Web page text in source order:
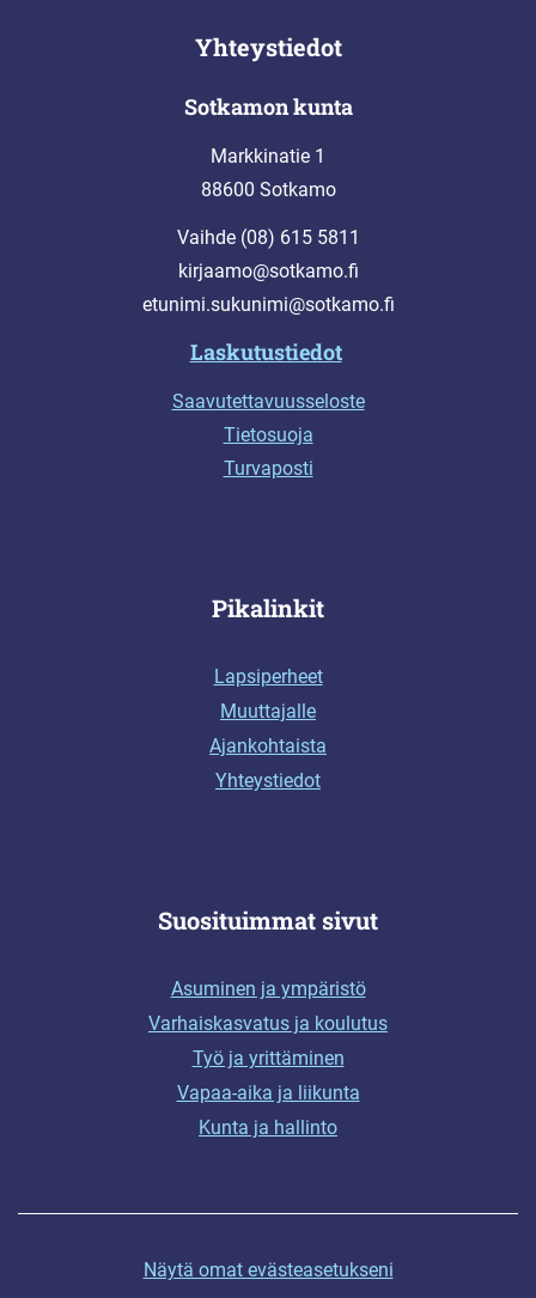
Yhteystiedot
Sotkamon kunta
Markkinatie 1
88600 Sotkamo
Vaihde (08) 615 5811
kirjaamo@sotkamo.fi
etunimi.sukunimi@sotkamo.fi
Laskutustiedot
Saavutettavuusseloste
Tietosuoja
Turvaposti
Pikalinkit
Lapsiperheet
Muuttajalle
Ajankohtaista
Yhteystiedot
Suosituimmat sivut
Asuminen ja ympäristö
Varhaiskasvatus ja koulutus
Työ ja yrittäminen
Vapaa-aika ja liikunta
Kunta ja hallinto
Näytä omat evästeasetukseni